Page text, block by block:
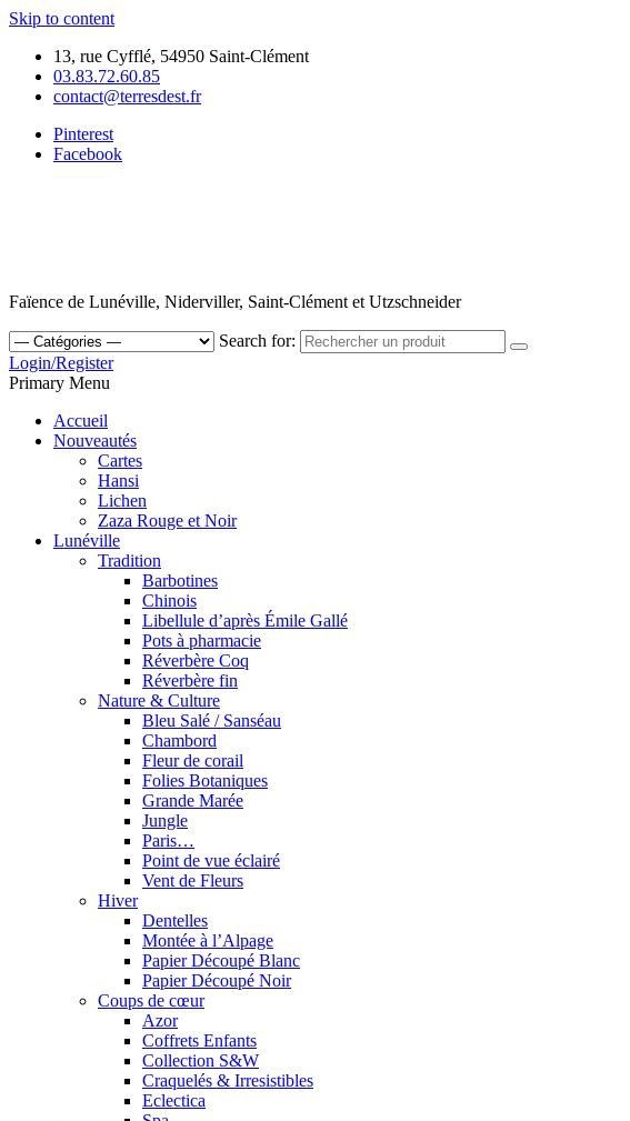
Skip to content
13, rue Cyfflé, 54950 Saint-Clément
03.83.72.60.85
contact@terresdest.fr
Pinterest
Facebook
Faïence de Lunéville, Niderviller, Saint-Clément et Utzschneider
Search for:
Login/Register
Primary Menu
Accueil
Nouveautés
Cartes
Hansi
Lichen
Zaza Rouge et Noir
Lunéville
Tradition
Barbotines
Chinois
Libellule d’après Émile Gallé
Pots à pharmacie
Réverbère Coq
Réverbère fin
Nature & Culture
Bleu Salé / Sanséau
Chambord
Fleur de corail
Folies Botaniques
Grande Marée
Jungle
Paris…
Point de vue éclairé
Vent de Fleurs
Hiver
Dentelles
Montée à l’Alpage
Papier Découpé Blanc
Papier Découpé Noir
Coups de cœur
Azor
Coffrets Enfants
Collection S&W
Craquelés & Irresistibles
Eclectica